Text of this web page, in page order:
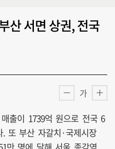
산 서면 상권, 전국
가
출이 1739억 원으로 전국 6
또 부산 자갈치·국제시장